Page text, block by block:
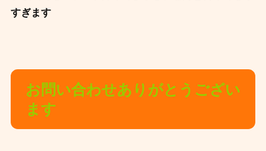
すぎます
お問い合わせありがとうござい
ます